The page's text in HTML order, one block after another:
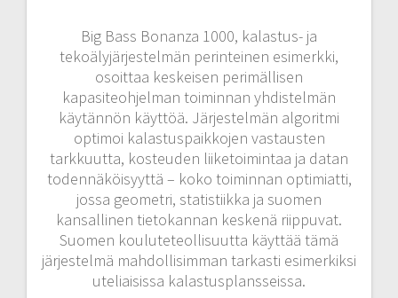
Big Bass Bonanza 1000, kalastus- ja
tekoälyjärjestelmän perinteinen esimerkki,
osoittaa keskeisen perimällisen
kapasiteohjelman toiminnan yhdistelmän
käytännön käyttöä. Järjestelmän algoritmi
optimoi kalastuspaikkojen vastausten
tarkkuutta, kosteuden liiketoimintaa ja datan
todennäköisyyttä – koko toiminnan optimiatti,
jossa geometri, statistiikka ja suomen
kansallinen tietokannan keskenä riippuvat.
Suomen kouluteteollisuutta käyttää tämä
järjestelmä mahdollisimman tarkasti esimerkiksi
uteliaisissa kalastusplansseissa.